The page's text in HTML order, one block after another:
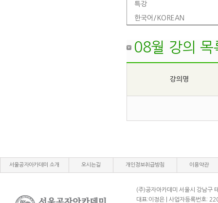
특강
한국어/KOREAN
출강
08월 강의 목
강의명
서울공자아카데미 소개 오시는길 개인정보취급방침 이용약관
(주)공자아카데미 서울시 강남구
대표:이정은 | 사업자등록번호: